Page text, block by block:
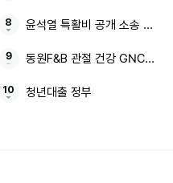
평등윤석열 특활비 공개 소송 대통
동원F&B 관절 건강 GNC 관절
청년대출 정부